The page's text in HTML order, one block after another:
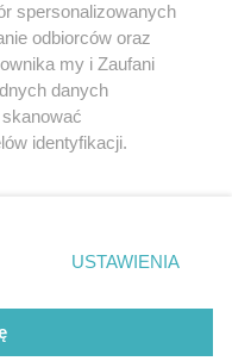
poinformowanych!
spersonalizowanych
odbiorców oraz
my i Zaufani
danych
identyfikacji.
prywatności
strony
. Niektóre
się takiemu
zastosowania tylko
USTAWIENIA